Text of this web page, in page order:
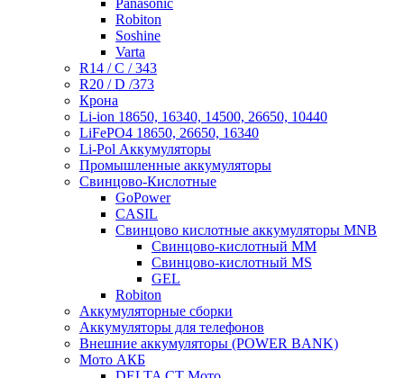
Panasonic
Robiton
Soshine
Varta
R14 / C / 343
R20 / D /373
Крона
Li-ion 18650, 16340, 14500, 26650, 10440
LiFePO4 18650, 26650, 16340
Li-Pol Аккумуляторы
Промышленные аккумуляторы
Свинцово-Кислотные
GoPower
CASIL
Свинцово кислотные аккумуляторы MNB
Cвинцово-кислотный MM
Cвинцово-кислотный MS
GEL
Robiton
Аккумуляторные сборки
Аккумуляторы для телефонов
Внешние аккумуляторы (POWER BANK)
Мото АКБ